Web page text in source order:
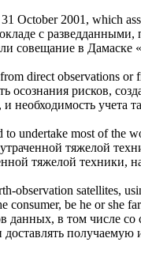
October 2001, which
с разведданными,
совещание в
direct observations or
осознания рисков,
учета
to undertake most of the
тяжелой
тяжелой техники,
satellites,
be he or she
данных, в том числе